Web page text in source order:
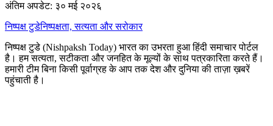
अंतिम अपडेट: ३० मई २०२६
निष्पक्ष टुडेनिष्पक्षता, सत्यता और सरोकार
निष्पक्ष टुडे (Nishpaksh Today) भारत का उभरता हुआ हिंदी समाचार पोर्टल
है। हम सत्यता, सटीकता और जनहित के मूल्यों के साथ पत्रकारिता करते हैं।
हमारी टीम बिना किसी पूर्वाग्रह के आप तक देश और दुनिया की ताज़ा ख़बरें
पहुंचाती है।